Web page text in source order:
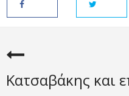
Κατσαβάκης και